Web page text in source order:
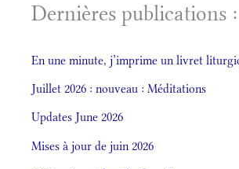
Dernières publications :
En une minute, j’imprime un livret
Juillet 2026 : nouveau : Méditations
Updates June 2026
Mises à jour de juin 2026